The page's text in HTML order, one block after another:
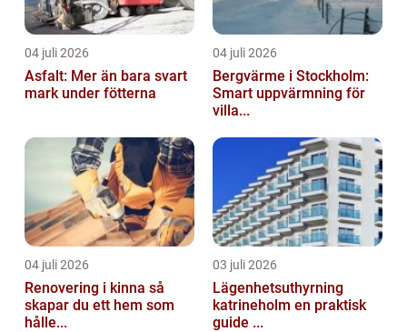
04 juli 2026
Asfalt: Mer än bara svart
mark under fötterna
04 juli 2026
Bergvärme i Stockholm:
Smart uppvärmning för
villa...
04 juli 2026
Renovering i kinna så
skapar du ett hem som
hålle...
03 juli 2026
Lägenhetsuthyrning
katrineholm en praktisk
guide ...